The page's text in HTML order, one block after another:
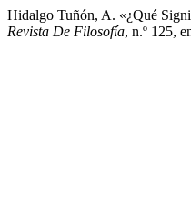
Hidalgo Tuñón, A. «¿Qué
Revista De Filosofía, n.º 125,